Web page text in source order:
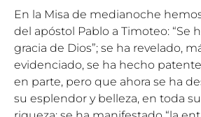
En la Misa de medianoche
del apóstol Pablo a Timoteo: “Se
gracia de Dios”; se ha revelado,
evidenciado, se ha hecho
en parte, pero que ahora se ha
su esplendor y belleza, en toda